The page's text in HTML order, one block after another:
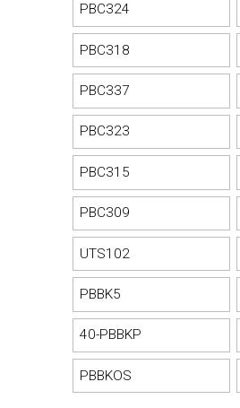
PBC324
PBC318
PBC337
PBC323
PBC315
PBC309
UTS102
PBBK5
40-PBBKP
PBBKOS